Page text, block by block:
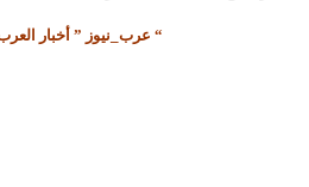
#عرب_نيوز ” أخبار العرب كل العرب “